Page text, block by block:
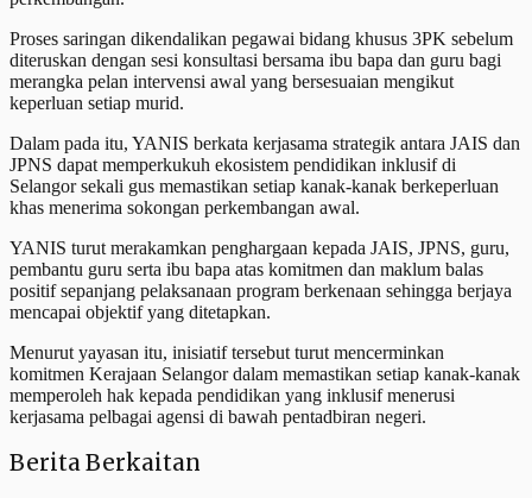
Proses saringan dikendalikan pegawai bidang khusus 3PK sebelum
diteruskan dengan sesi konsultasi bersama ibu bapa dan guru bagi
merangka pelan intervensi awal yang bersesuaian mengikut
keperluan setiap murid.
Dalam pada itu, YANIS berkata kerjasama strategik antara JAIS dan
JPNS dapat memperkukuh ekosistem pendidikan inklusif di
Selangor sekali gus memastikan setiap kanak-kanak berkeperluan
khas menerima sokongan perkembangan awal.
YANIS turut merakamkan penghargaan kepada JAIS, JPNS, guru,
pembantu guru serta ibu bapa atas komitmen dan maklum balas
positif sepanjang pelaksanaan program berkenaan sehingga berjaya
mencapai objektif yang ditetapkan.
Menurut yayasan itu, inisiatif tersebut turut mencerminkan
komitmen Kerajaan Selangor dalam memastikan setiap kanak-kanak
memperoleh hak kepada pendidikan yang inklusif menerusi
kerjasama pelbagai agensi di bawah pentadbiran negeri.
Berita Berkaitan